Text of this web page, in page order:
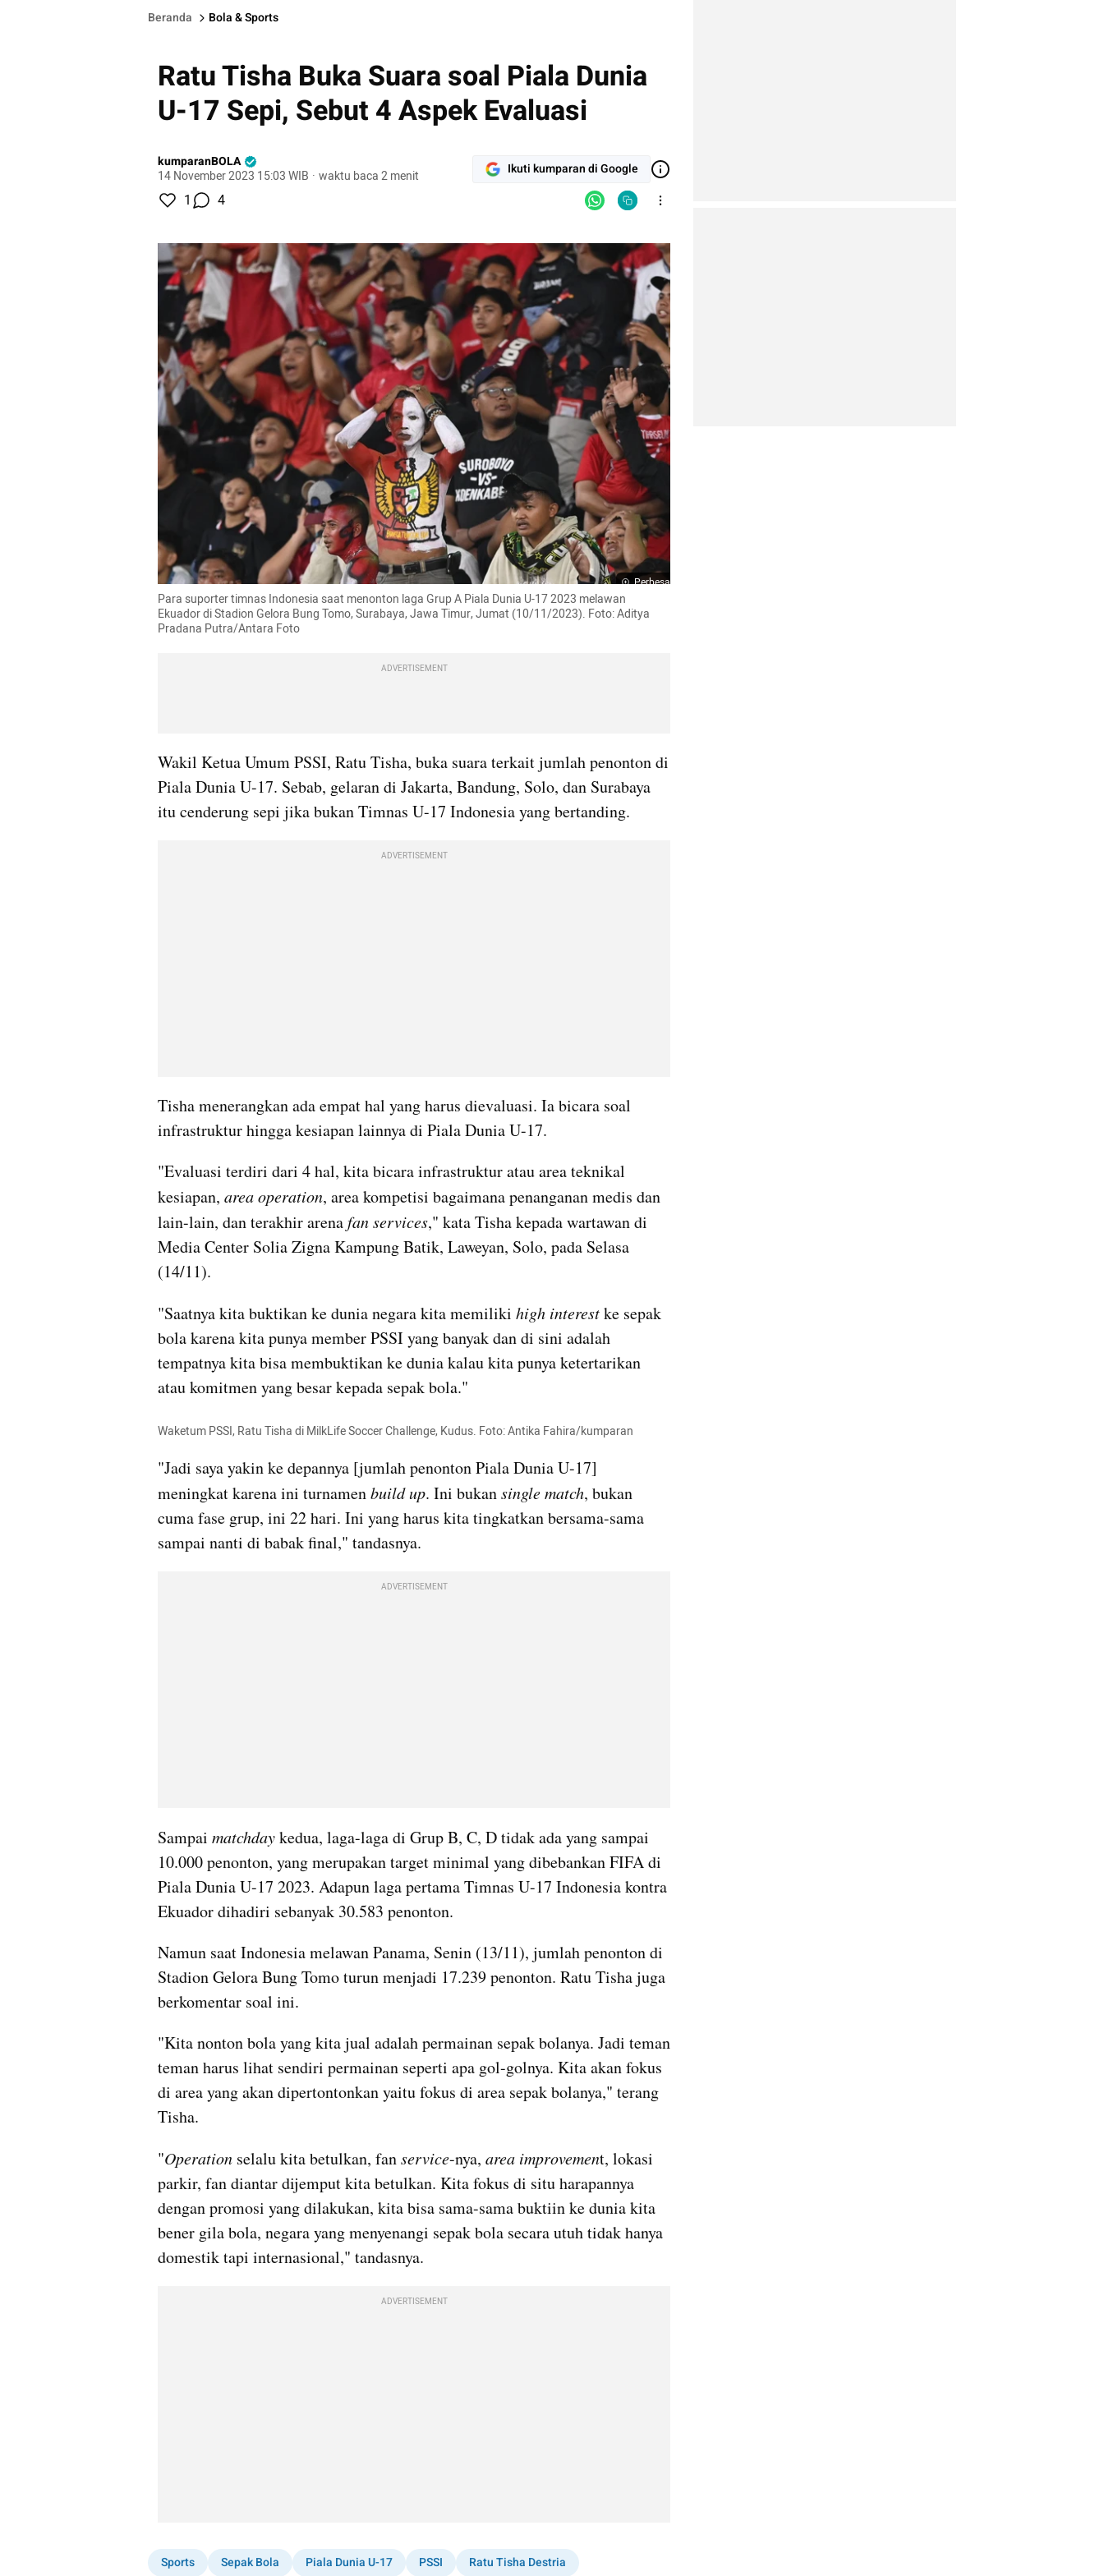
Beranda Bola & Sports
Ratu Tisha Buka Suara soal Piala Dunia
U-17 Sepi, Sebut 4 Aspek Evaluasi
kumparanBOLA
14 November 2023 15:03 WIB · waktu baca 2 menit Ikuti kumparan di Google
1 4
Perbesar
Para suporter timnas Indonesia saat menonton laga Grup A Piala Dunia U-17 2023 melawan
Ekuador di Stadion Gelora Bung Tomo, Surabaya, Jawa Timur, Jumat (10/11/2023). Foto: Aditya
Pradana Putra/Antara Foto
ADVERTISEMENT
Wakil Ketua Umum PSSI, Ratu Tisha, buka suara terkait jumlah penonton di
Piala Dunia U-17. Sebab, gelaran di Jakarta, Bandung, Solo, dan Surabaya
itu cenderung sepi jika bukan Timnas U-17 Indonesia yang bertanding.
ADVERTISEMENT
Tisha menerangkan ada empat hal yang harus dievaluasi. Ia bicara soal
infrastruktur hingga kesiapan lainnya di Piala Dunia U-17.
"Evaluasi terdiri dari 4 hal, kita bicara infrastruktur atau area teknikal
kesiapan, area operation, area kompetisi bagaimana penanganan medis dan
lain-lain, dan terakhir arena fan services," kata Tisha kepada wartawan di
Media Center Solia Zigna Kampung Batik, Laweyan, Solo, pada Selasa
(14/11).
"Saatnya kita buktikan ke dunia negara kita memiliki high interest ke sepak
bola karena kita punya member PSSI yang banyak dan di sini adalah
tempatnya kita bisa membuktikan ke dunia kalau kita punya ketertarikan
atau komitmen yang besar kepada sepak bola."
Waketum PSSI, Ratu Tisha di MilkLife Soccer Challenge, Kudus. Foto: Antika Fahira/kumparan
"Jadi saya yakin ke depannya [jumlah penonton Piala Dunia U-17]
meningkat karena ini turnamen build up. Ini bukan single match, bukan
cuma fase grup, ini 22 hari. Ini yang harus kita tingkatkan bersama-sama
sampai nanti di babak final," tandasnya.
ADVERTISEMENT
Sampai matchday kedua, laga-laga di Grup B, C, D tidak ada yang sampai
10.000 penonton, yang merupakan target minimal yang dibebankan FIFA di
Piala Dunia U-17 2023. Adapun laga pertama Timnas U-17 Indonesia kontra
Ekuador dihadiri sebanyak 30.583 penonton.
Namun saat Indonesia melawan Panama, Senin (13/11), jumlah penonton di
Stadion Gelora Bung Tomo turun menjadi 17.239 penonton. Ratu Tisha juga
berkomentar soal ini.
"Kita nonton bola yang kita jual adalah permainan sepak bolanya. Jadi teman
teman harus lihat sendiri permainan seperti apa gol-golnya. Kita akan fokus
di area yang akan dipertontonkan yaitu fokus di area sepak bolanya," terang
Tisha.
"Operation selalu kita betulkan, fan service-nya, area improvement, lokasi
parkir, fan diantar dijemput kita betulkan. Kita fokus di situ harapannya
dengan promosi yang dilakukan, kita bisa sama-sama buktiin ke dunia kita
bener gila bola, negara yang menyenangi sepak bola secara utuh tidak hanya
domestik tapi internasional," tandasnya.
ADVERTISEMENT
Sports Sepak Bola Piala Dunia U-17 PSSI Ratu Tisha Destria